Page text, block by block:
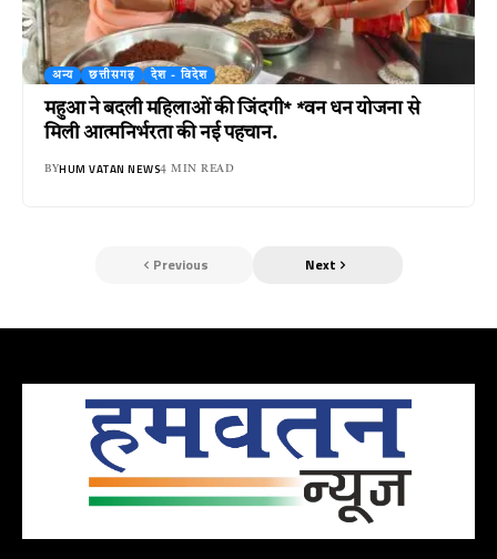
अन्य छत्तीसगढ़ देश - विदेश
महुआ ने बदली महिलाओं की जिंदगी* *वन धन योजना से
मिली आत्मनिर्भरता की नई पहचान.
BYHUM VATAN NEWS4 MIN READ
Previous Next